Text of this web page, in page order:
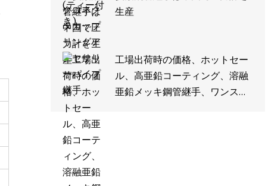
生産
工場出荷時の価格、ホットセー
ル、高亜鉛コーティング、溶融
亜鉛メッキ鋼管継手、ワンスト